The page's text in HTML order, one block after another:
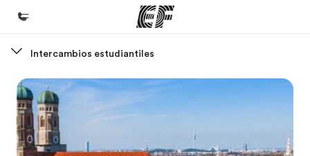
Bienvenido a EF
Programas
Ver todo lo que hacemos
Intercambios estudiantiles